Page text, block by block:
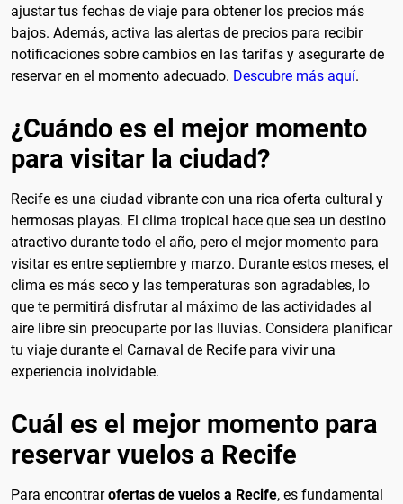
ajustar tus fechas de viaje para obtener los precios más
bajos. Además, activa las alertas de precios para recibir
notificaciones sobre cambios en las tarifas y asegurarte de
reservar en el momento adecuado. Descubre más aquí.
¿Cuándo es el mejor momento
para visitar la ciudad?
Recife es una ciudad vibrante con una rica oferta cultural y
hermosas playas. El clima tropical hace que sea un destino
atractivo durante todo el año, pero el mejor momento para
visitar es entre septiembre y marzo. Durante estos meses, el
clima es más seco y las temperaturas son agradables, lo
que te permitirá disfrutar al máximo de las actividades al
aire libre sin preocuparte por las lluvias. Considera planificar
tu viaje durante el Carnaval de Recife para vivir una
experiencia inolvidable.
Cuál es el mejor momento para
reservar vuelos a Recife
Para encontrarofertas de vuelos a Recife, es fundamental